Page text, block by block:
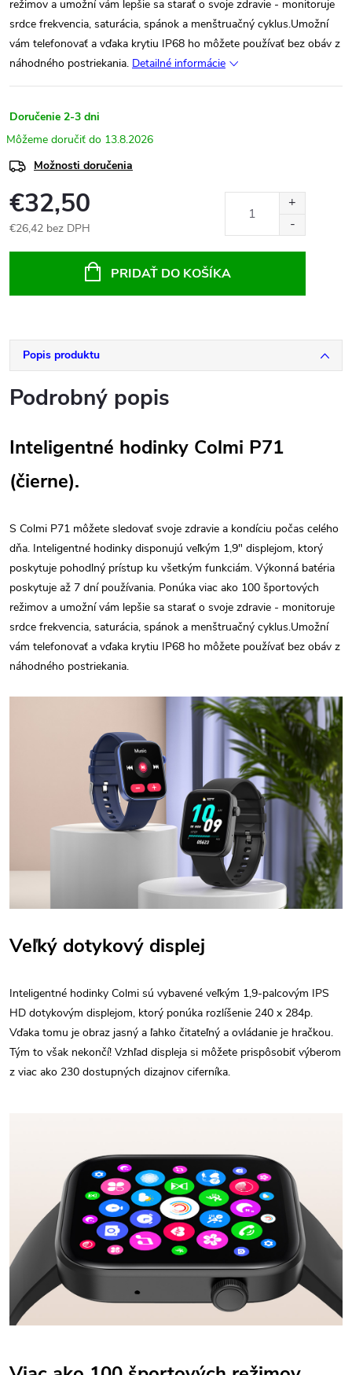
režimov a umožní vám lepšie sa starať o svoje zdravie - monitoruje
srdce frekvencia, saturácia, spánok a menštruačný cyklus.Umožní
vám telefonovať a vďaka krytiu IP68 ho môžete používať bez obáv z
náhodného postriekania. Detailné informácie
Doručenie 2-3 dni
13.8.2026
Možnosti doručenia
€32,50
€26,42 bez DPH
PRIDAŤ DO KOŠÍKA
Popis produktu
Podrobný popis
Inteligentné hodinky Colmi P71
(čierne).
S Colmi P71 môžete sledovať svoje zdravie a kondíciu počas celého
dňa. Inteligentné hodinky disponujú veľkým 1,9" displejom, ktorý
poskytuje pohodlný prístup ku všetkým funkciám. Výkonná batéria
poskytuje až 7 dní používania. Ponúka viac ako 100 športových
režimov a umožní vám lepšie sa starať o svoje zdravie - monitoruje
srdce frekvencia, saturácia, spánok a menštruačný cyklus.Umožní
vám telefonovať a vďaka krytiu IP68 ho môžete používať bez obáv z
náhodného postriekania.
Veľký dotykový displej
Inteligentné hodinky Colmi sú vybavené veľkým 1,9-palcovým IPS
HD dotykovým displejom, ktorý ponúka rozlíšenie 240 x 284p.
Vďaka tomu je obraz jasný a ľahko čitateľný a ovládanie je hračkou.
Tým to však nekončí! Vzhľad displeja si môžete prispôsobiť výberom
z viac ako 230 dostupných dizajnov ciferníka.